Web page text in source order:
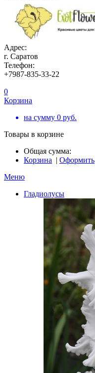
Адрес:
г. Саратов
Телефон:
+7987-835-33-22
0
Корзина
на сумму 0 руб.
Товары в корзине
Общая сумма:
Корзина | Оформить
Меню
Гладиолусы